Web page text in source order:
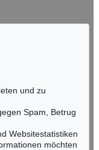
und zu
Spam, Betrug
Websitestatistiken
möchten